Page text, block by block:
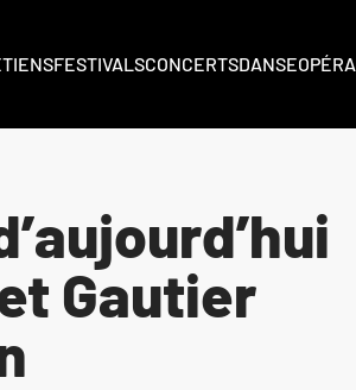
FESTIVALSCONCERTSDANSEOPÉRA
Gautier